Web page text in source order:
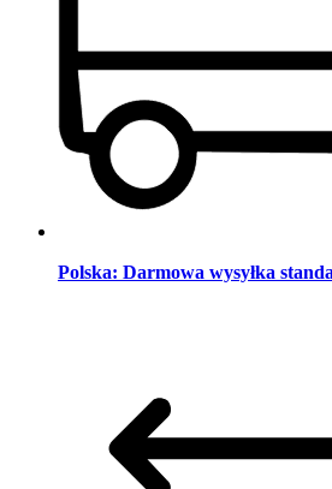
Polska: Darmowa wysyłka